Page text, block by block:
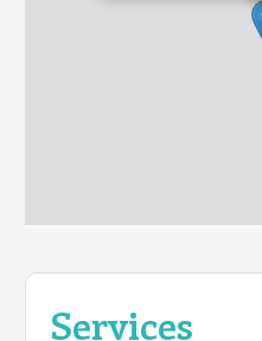
Services